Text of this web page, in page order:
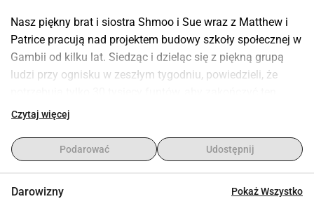
Nasz piękny brat i siostra Shmoo i Sue wraz z Matthew i
Patrice pracują nad projektem budowy szkoły społecznej w
Gambii od kilku lat. Siedząc i dzieląc się z piękną grupą
ludzi przy ognisku w zeszłym tygodniu, powiedzieli, że
niesamowity projekt, który już jest w toku, zobacz ich
https://www.gibc.love/
Proszę wszystkich moich przyjaciół, współpracowników,
Czytaj więcej
Podarować Udostępnij
Darowizny Pokaż Wszystko